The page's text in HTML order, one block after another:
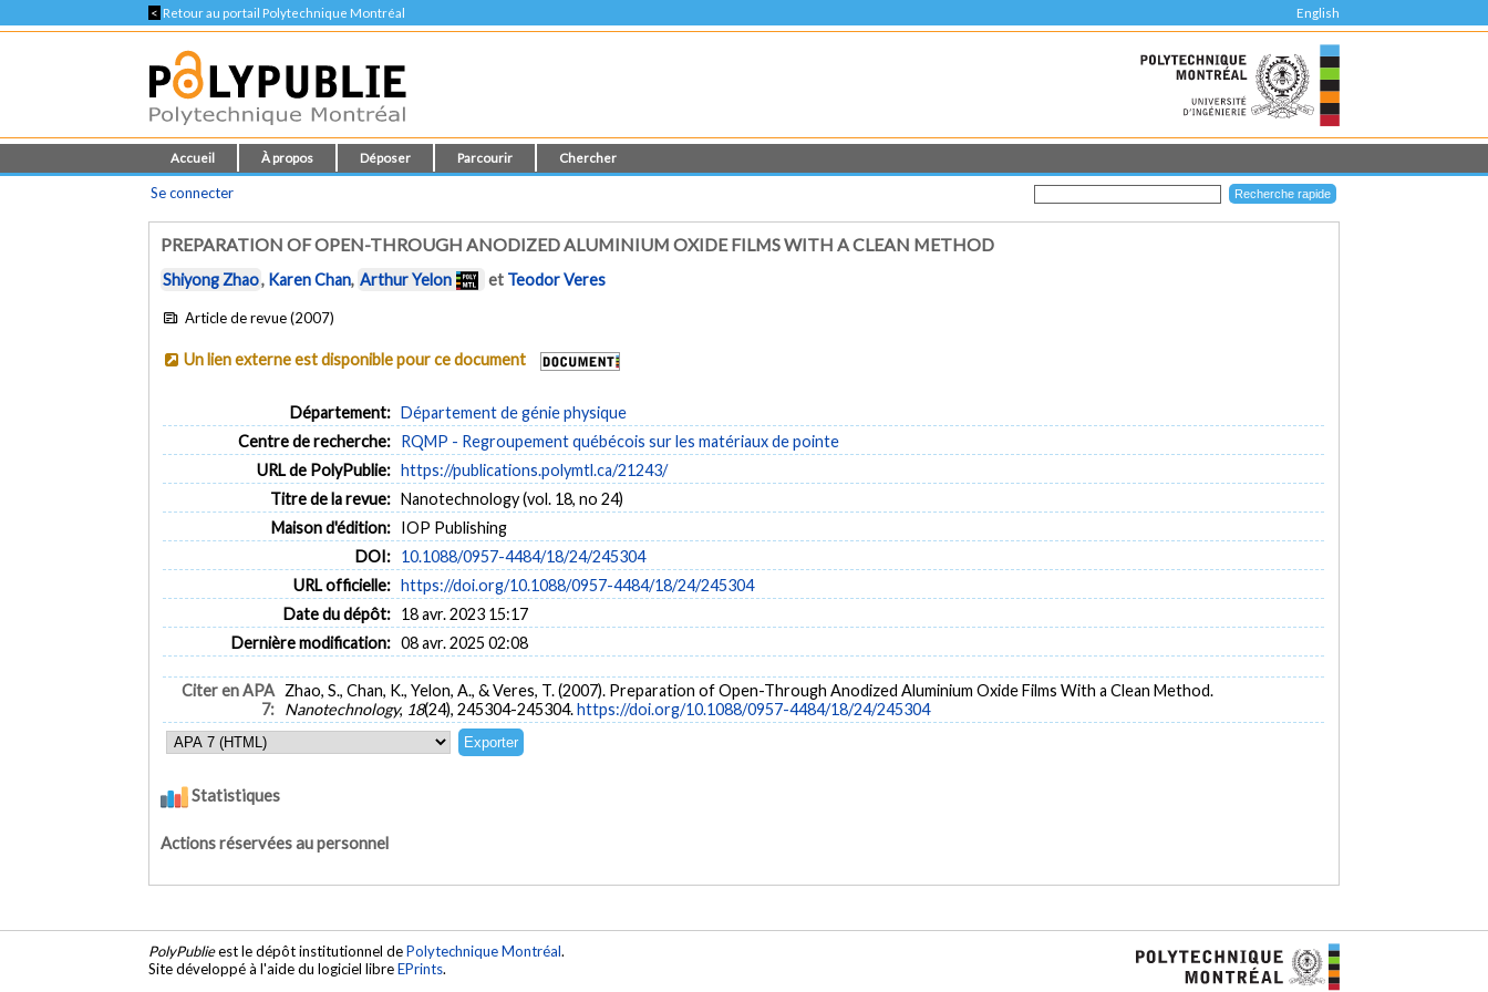
< Retour au portail Polytechnique Montréal English
Accueil À propos Déposer Parcourir Chercher
Se connecter
PREPARATION OF OPEN-THROUGH ANODIZED ALUMINIUM OXIDE FILMS WITH A CLEAN METHOD
Shiyong Zhao, Karen Chan, Arthur Yelon et Teodor Veres
Article de revue (2007)
Un lien externe est disponible pour ce document
Département: Département de génie physique
Centre de recherche: RQMP - Regroupement québécois sur les matériaux de pointe
URL de PolyPublie: https://publications.polymtl.ca/21243/
Titre de la revue: Nanotechnology (vol. 18, no 24)
Maison d'édition: IOP Publishing
DOI: 10.1088/0957-4484/18/24/245304
URL officielle: https://doi.org/10.1088/0957-4484/18/24/245304
Date du dépôt: 18 avr. 2023 15:17
Dernière modification: 08 avr. 2025 02:08
Citer en APA
7:
Zhao, S., Chan, K., Yelon, A., & Veres, T. (2007). Preparation of Open-Through Anodized Aluminium Oxide Films With a Clean Method.
Nanotechnology, 18(24), 245304-245304.https://doi.org/10.1088/0957-4484/18/24/245304
Statistiques
Actions réservées au personnel
PolyPublieest le dépôt institutionnel dePolytechnique Montréal.
Site développé à l'aide du logiciel libreEPrints.